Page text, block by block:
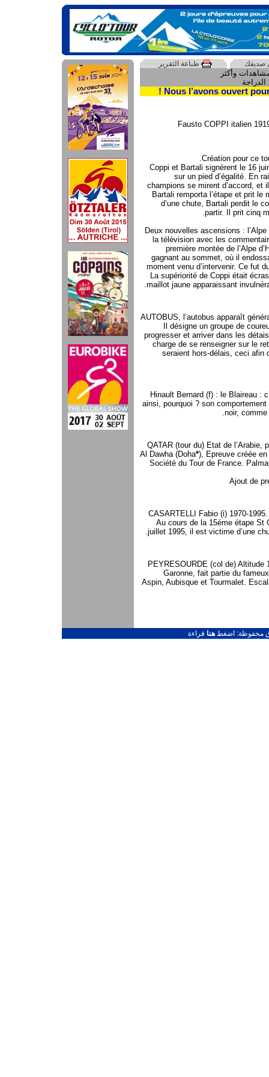
صديقك طباعة التقرير
Création pour ce
Coppi et Bartali signèrent le 16
sur un pied d’égalité. En
champions se mirent d’accord, et
Bartali remporta l’étape et prit le
d’une chute, Bartali perdit le
partir. Il prit cinq
Deux nouvelles ascensions :
la télévision avec les
première montée de l’Alpe
gagnant au sommet, où il
moment venu d’intervenir. Ce fut
La supériorité de Coppi était
maillot jaune apparaissant
AUTOBUS, l’autobus apparaît
Il désigne un groupe de
progresser et arriver dans les
charge de se renseigner sur le
seraient hors-délais, ceci afin
Hinault Bernard (f) : le Blaireau :
ainsi, pourquoi ? son
noir,
QATAR (tour du) Etat de l’Arabie,
Al Dawha (Doha*), Epreuve créée
Société du Tour de France.
Ajout de
CASARTELLI Fabio (i) 1970-
Au cours de la 15éme étape St
juillet 1995, il est victime d’une
PEYRESOURDE (col de) Altitude
Garonne, fait partie du
Aspin, Aubisque et Tourmalet.
محفوظة: اضغطهناقراءة